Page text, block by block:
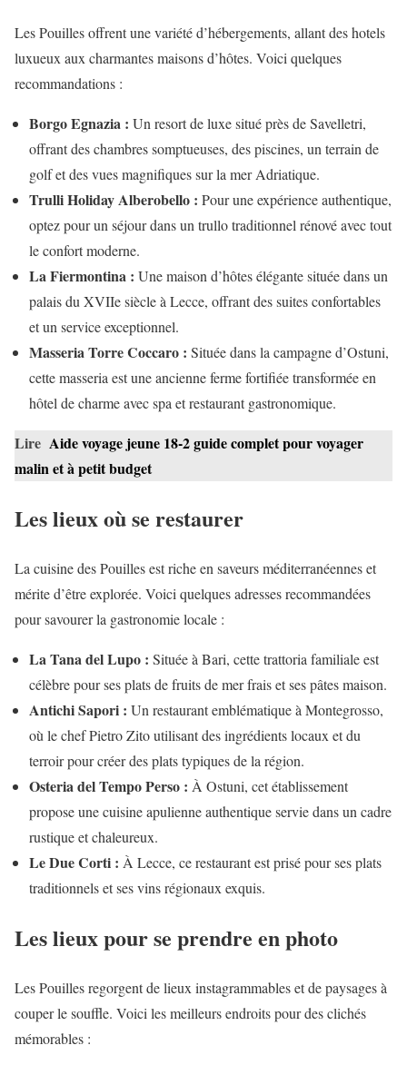
Les Pouilles offrent une variété d’hébergements, allant des hotels
luxueux aux charmantes maisons d’hôtes. Voici quelques
recommandations :
Borgo Egnazia : Un resort de luxe situé près de Savelletri,
offrant des chambres somptueuses, des piscines, un terrain de
golf et des vues magnifiques sur la mer Adriatique.
Trulli Holiday Alberobello : Pour une expérience authentique,
optez pour un séjour dans un trullo traditionnel rénové avec tout
le confort moderne.
La Fiermontina : Une maison d’hôtes élégante située dans un
palais du XVIIe siècle à Lecce, offrant des suites confortables
et un service exceptionnel.
Masseria Torre Coccaro : Située dans la campagne d’Ostuni,
cette masseria est une ancienne ferme fortifiée transformée en
hôtel de charme avec spa et restaurant gastronomique.
Lire Aide voyage jeune 18-2 guide complet pour voyager
malin et à petit budget
Les lieux où se restaurer
La cuisine des Pouilles est riche en saveurs méditerranéennes et
mérite d’être explorée. Voici quelques adresses recommandées
pour savourer la gastronomie locale :
La Tana del Lupo : Située à Bari, cette trattoria familiale est
célèbre pour ses plats de fruits de mer frais et ses pâtes maison.
Antichi Sapori : Un restaurant emblématique à Montegrosso,
où le chef Pietro Zito utilisant des ingrédients locaux et du
terroir pour créer des plats typiques de la région.
Osteria del Tempo Perso : À Ostuni, cet établissement
propose une cuisine apulienne authentique servie dans un cadre
rustique et chaleureux.
Le Due Corti : À Lecce, ce restaurant est prisé pour ses plats
traditionnels et ses vins régionaux exquis.
Les lieux pour se prendre en photo
Les Pouilles regorgent de lieux instagrammables et de paysages à
couper le souffle. Voici les meilleurs endroits pour des clichés
mémorables :